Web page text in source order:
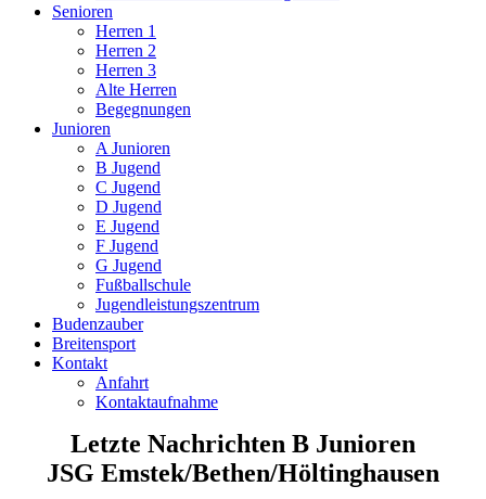
Senioren
Herren 1
Herren 2
Herren 3
Alte Herren
Begegnungen
Junioren
A Junioren
B Jugend
C Jugend
D Jugend
E Jugend
F Jugend
G Jugend
Fußballschule
Jugendleistungszentrum
Budenzauber
Breitensport
Kontakt
Anfahrt
Kontaktaufnahme
Letzte Nachrichten B Junioren
JSG Emstek/Bethen/Höltinghausen